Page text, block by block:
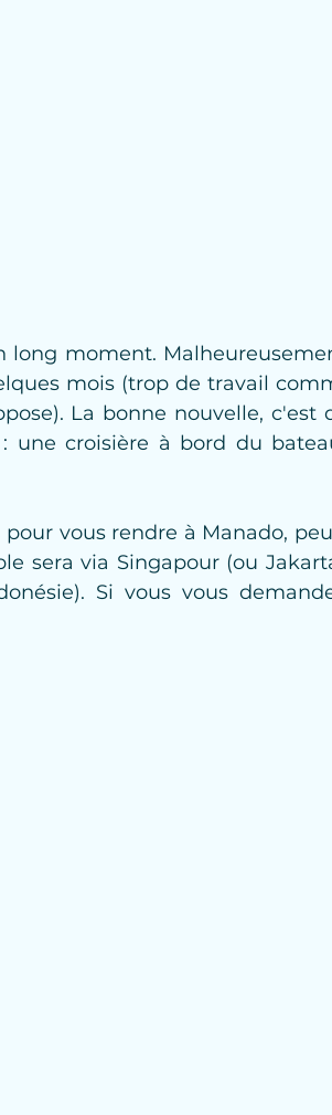
long moment.
mois (trop de travail
La bonne nouvelle, c'est
une croisière à bord du
vous rendre à Manado,
sera via Singapour (ou
Si vous vous